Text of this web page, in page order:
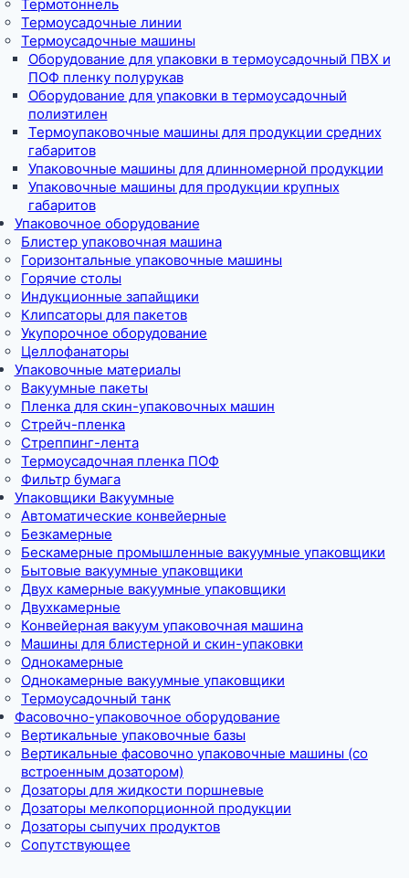
Термотоннель
Термоусадочные линии
Термоусадочные машины
Оборудование для упаковки в термоусадочный ПВХ и
ПОФ пленку полурукав
Оборудование для упаковки в термоусадочный
полиэтилен
Термоупаковочные машины для продукции средних
габаритов
Упаковочные машины для длинномерной продукции
Упаковочные машины для продукции крупных
габаритов
Упаковочное оборудование
Блистер упаковочная машина
Горизонтальные упаковочные машины
Горячие столы
Индукционные запайщики
Клипсаторы для пакетов
Укупорочное оборудование
Целлофанаторы
Упаковочные материалы
Вакуумные пакеты
Пленка для скин-упаковочных машин
Стрейч-пленка
Стреппинг-лента
Термоусадочная пленка ПОФ
Фильтр бумага
Упаковщики Вакуумные
Автоматические конвейерные
Безкамерные
Бескамерные промышленные вакуумные упаковщики
Бытовые вакуумные упаковщики
Двух камерные вакуумные упаковщики
Двухкамерные
Конвейерная вакуум упаковочная машина
Машины для блистерной и скин-упаковки
Однокамерные
Однокамерные вакуумные упаковщики
Термоусадочный танк
Фасовочно-упаковочное оборудование
Вертикальные упаковочные базы
Вертикальные фасовочно упаковочные машины (со
встроенным дозатором)
Дозаторы для жидкости поршневые
Дозаторы мелкопорционной продукции
Дозаторы сыпучих продуктов
Сопутствующее